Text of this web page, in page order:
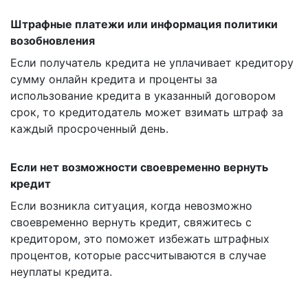
Штрафные платежи или информация политики
возобновления
Если получатель кредита не уплачивает кредитору
сумму онлайн кредита и проценты за
использование кредита в указанный договором
срок, то кредитодатель может взимать штраф за
каждый просроченный день.
Если нет возможности своевременно вернуть
кредит
Если возникла ситуация, когда невозможно
своевременно вернуть кредит, свяжитесь с
кредитором, это поможет избежать штрафных
процентов, которые рассчитываются в случае
неуплаты кредита.